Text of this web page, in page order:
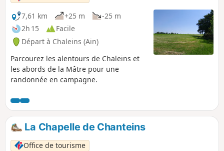
7,61 km
+25 m
-25 m
2h 15
Facile
Départ à Chaleins (Ain)
Parcourez les alentours de Chaleins et
les abords de la Mâtre pour une
randonnée en campagne.
La Chapelle de Chanteins
Office de tourisme